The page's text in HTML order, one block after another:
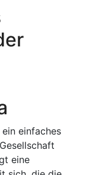
einfaches
eine